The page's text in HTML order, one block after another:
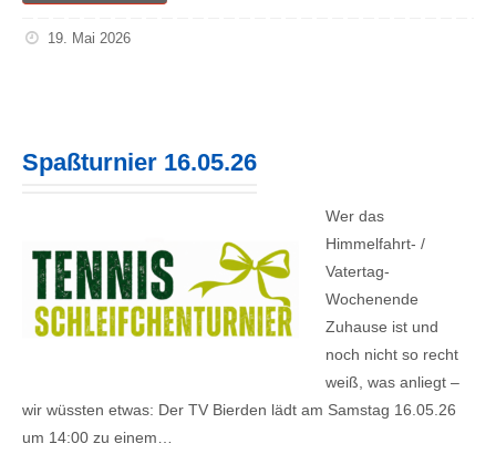
19. Mai 2026
Spaßturnier 16.05.26
Wer das
Himmelfahrt- /
Vatertag-
Wochenende
Zuhause ist und
noch nicht so recht
weiß, was anliegt –
wir wüssten etwas: Der TV Bierden lädt am Samstag 16.05.26
um 14:00 zu einem…